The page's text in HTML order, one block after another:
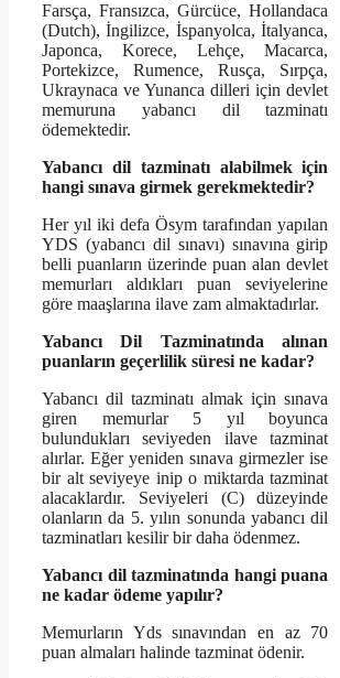
Farsça, Fransızca, Gürcüce, Hollandaca
(Dutch), İngilizce, İspanyolca, İtalyanca,
Japonca, Korece, Lehçe, Macarca,
Portekizce, Rumence, Rusça, Sırpça,
Ukraynaca ve Yunanca dilleri için devlet
memuruna yabancı dil tazminatı
ödemektedir.
Yabancı dil tazminatı alabilmek için
hangi sınava girmek gerekmektedir?
Her yıl iki defa Ösym tarafından yapılan
YDS (yabancı dil sınavı) sınavına girip
belli puanların üzerinde puan alan devlet
memurları aldıkları puan seviyelerine
göre maaşlarına ilave zam almaktadırlar.
Yabancı Dil Tazminatında alınan
puanların geçerlilik süresi ne kadar?
Yabancı dil tazminatı almak için sınava
giren memurlar 5 yıl boyunca
bulundukları seviyeden ilave tazminat
alırlar. Eğer yeniden sınava girmezler ise
bir alt seviyeye inip o miktarda tazminat
alacaklardır. Seviyeleri (C) düzeyinde
olanların da 5. yılın sonunda yabancı dil
tazminatları kesilir bir daha ödenmez.
Yabancı dil tazminatında hangi puana
ne kadar ödeme yapılır?
Memurların Yds sınavından en az 70
puan almaları halinde tazminat ödenir.